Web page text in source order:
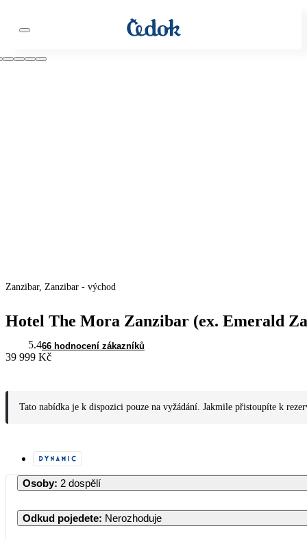
Zanzibar, Zanzibar - východ
Hotel The Mora Zanzibar (ex. Emerald
5.466 hodnocení zákazníků
39 999 Kč
Tato nabídka je k dispozici pouze na vyžádání. Jakmile přistoupíte k
Osoby: 2 dospělí
Odkud pojedete: Nerozhoduje